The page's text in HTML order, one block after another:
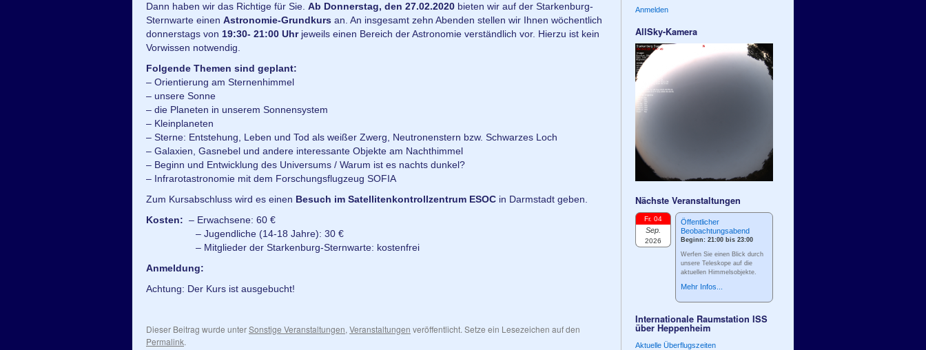
Dann haben wir das Richtige für Sie. Ab Donnerstag, den 27.02.2020 bieten wir auf der Starkenburg-
Sternwarte einen Astronomie-Grundkurs an. An insgesamt zehn Abenden stellen wir Ihnen wöchentlich
donnerstags von 19:30- 21:00 Uhrjeweils einen Bereich der Astronomie verständlich vor. Hierzu ist kein
Vorwissen notwendig.
Folgende Themen sind geplant:
– Orientierung am Sternenhimmel
– unsere Sonne
– die Planeten in unserem Sonnensystem
– Kleinplaneten
– Sterne: Entstehung, Leben und Tod als weißer Zwerg, Neutronenstern bzw. Schwarzes Loch
– Galaxien, Gasnebel und andere interessante Objekte am Nachthimmel
– Beginn und Entwicklung des Universums / Warum ist es nachts dunkel?
– Infrarotastronomie mit dem Forschungsflugzeug SOFIA
Zum Kursabschluss wird es einen Besuch im Satellitenkontrollzentrum ESOC in Darmstadt geben.
Kosten: – Erwachsene: 60 €
– Jugendliche (14-18 Jahre): 30 €
– Mitglieder der Starkenburg-Sternwarte: kostenfrei
Anmeldung:
Achtung: Der Kurs ist ausgebucht!
Dieser Beitrag wurde unterSonstige Veranstaltungen, Veranstaltungen veröffentlicht. Setze ein Lesezeichen auf den
Permalink.
Anmelden
AllSky-Kamera
Nächste Veranstaltungen
Fr. 04
Sep.
2026
Öffentlicher
Beobachtungsabend
Beginn: 21:00 bis 23:00
Werfen Sie einen Blick durch
unsere Teleskope auf die
aktuellen Himmelsobjekte.
Mehr Infos...
Internationale Raumstation ISS
über Heppenheim
Aktuelle Überflugszeiten